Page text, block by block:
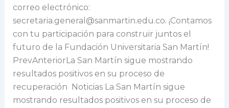
correo electrónico:
secretaria.general@sanmartin.edu.co. ¡Contamos
con tu participación para construir juntos el
futuro de la Fundación Universitaria San Martín!
PrevAnteriorLa San Martín sigue mostrando
resultados positivos en su proceso de
recuperación Noticias La San Martín sigue
mostrando resultados positivos en su proceso de